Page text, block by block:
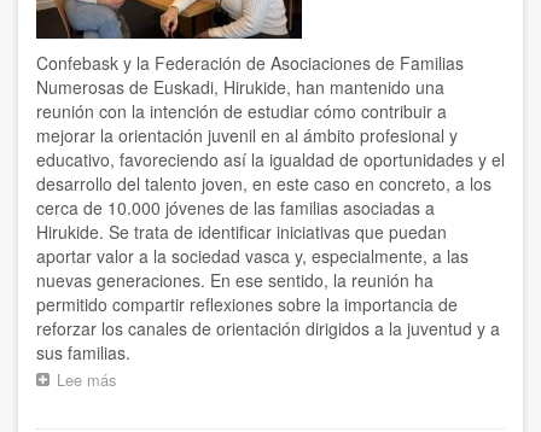
Confebask y la Federación de Asociaciones de Familias
Numerosas de Euskadi, Hirukide, han mantenido una
reunión con la intención de estudiar cómo contribuir a
mejorar la orientación juvenil en al ámbito profesional y
educativo, favoreciendo así la igualdad de oportunidades y el
desarrollo del talento joven, en este caso en concreto, a los
cerca de 10.000 jóvenes de las familias asociadas a
Hirukide. Se trata de identificar iniciativas que puedan
aportar valor a la sociedad vasca y, especialmente, a las
nuevas generaciones. En ese sentido, la reunión ha
permitido compartir reflexiones sobre la importancia de
reforzar los canales de orientación dirigidos a la juventud y a
sus familias.
Lee más